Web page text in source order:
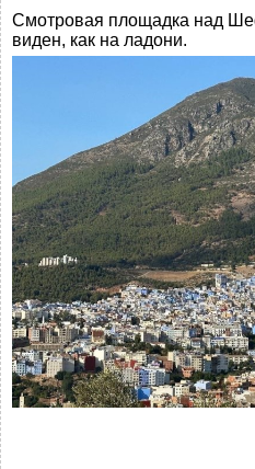
Смотровая площадка над
виден, как на ладони.